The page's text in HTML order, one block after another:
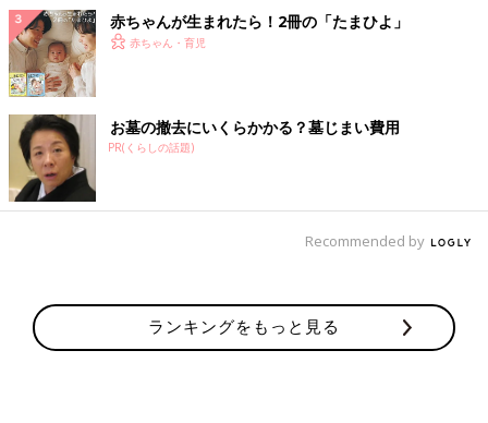
頰の赤みも体の発疹も7～10日くらいで自然に治まっていきます
が、強いかゆみや関節の痛みを伴うときは薬を処方してもらいま
しょう。日光浴や入浴で発疹がひどくなることがあるので、紫外
線を避け、入浴はシャワーで洗い流す程度にしましょう。発疹以
外に症状がなければ普通に生活していても大丈夫です。発疹が出
たときにはほとんど感染力はないので保育園への通園も可能で
す。
【医師監修】“赤ちゃんの肌トラブル”受
診の目安は？考えられる病気は？
赤ちゃんが生まれたら！2冊の「たまひよ」
赤ちゃん・育児
お墓の撤去にいくらかかる？墓じまい費用
PR(くらしの話題)
Recommended by
ランキングをもっと見る